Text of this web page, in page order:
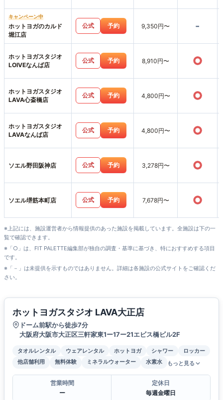
キャンペーン中
ホットヨガのカルド
堀江店
公式 予約 9,350円〜 -
ホットヨガスタジオ
LOIVEなんば店
公式 予約 8,910円〜 ○
ホットヨガスタジオ
LAVA心斎橋店
公式 予約 4,800円〜 ○
ホットヨガスタジオ
LAVAなんば店
公式 予約 4,800円〜 ○
ソエル野田阪神店 公式 予約 3,278円〜 ○
ソエル堺筋本町店 公式 予約 7,678円〜 ○
※上記には、施設運営者から情報提供のあった施設を掲載しています。全施設は下の一
覧で確認できます。
※「○」は、FIT PALETTE編集部が独自の調査・基準に基づき、特におすすめする項目
です。
※「－」は未提供を示すものではありません。詳細は各施設の公式サイトをご確認くだ
さい。
ホットヨガスタジオ LAVA大正店
ドーム前駅から徒歩7分
大阪府大阪市大正区三軒家東1ー17ー21エビス橋ビル2F
タオルレンタル ウェアレンタル ホットヨガ シャワー
ロッカー
他店舗利用
無料体験 ミネラルウォーター 水素水 もっと見る
営業時間
ー
定休日
毎週金曜日